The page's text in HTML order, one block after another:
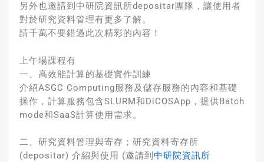
另外也邀請到中研院資訊所depositar團隊，讓使用者
對於研究資料管理有更多了解。
請千萬不要錯過此次精彩的內容！
上午場課程有
一、高效能計算的基礎實作訓練
介紹ASGC Computing服務及儲存服務的內容和基礎
操作，計算服務包含SLURM和DiCOSApp，提供Batch
mode和SaaS計算使用需求。
二、研究資料管理與寄存；研究資料寄存所
(depositar) 介紹與使用 (邀請到 中研院資訊所